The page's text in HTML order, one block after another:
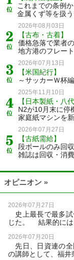
これまでの条例
金属くず等を扱
2026年08月03日
【古布・古着】
価格急落で業者
地方港のフレー
2026年07月13日
【米国紀行】
～サッカーＷ杯
2025年11月10日
【日本製紙・八
N2が10月末に停
家庭紙マシンを
2026年07月27日
【古紙需給】
段ボールのみ回
雑誌は回収・消
オピニオン »
2026年07月27日
史上最長で最多試
じた。 結果的には
2026年07月20日
先日、日資連の全
の講師として、福